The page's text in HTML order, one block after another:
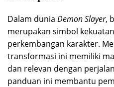
Dalam dunia Demon Slayer,
merupakan simbol
perkembangan karakter.
transformasi ini memiliki
dan relevan dengan
panduan ini membantu